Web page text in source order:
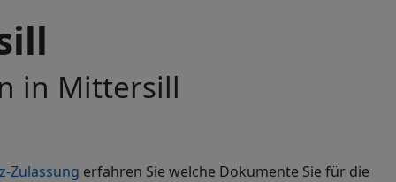
in Mittersill
Zulassung erfahren Sie welche Dokumente Sie für die